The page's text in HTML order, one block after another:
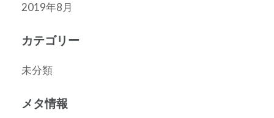
2019年8月
カテゴリー
未分類
メタ情報